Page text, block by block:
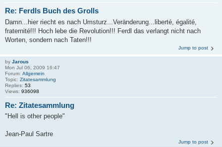
Re: Ferdls Buch des Grolls
Damn...hier riecht es nach Umsturz...Veränderung...liberté, égalité,
fraternité!!! Hoch lebe die Revolution!!! Ferdl das verlangt nicht nach
Worten, sondern nach Taten!!!
Jump to post
by Jarous
Mon Jul 06, 2009 16:47
Forum: Allgemein
Topic: Zitatesammlung
Replies: 53
Views: 936098
Re: Zitatesammlung
"Hell is other people"
Jean-Paul Sartre
Jump to post